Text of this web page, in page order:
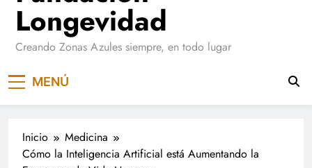
Longevidad
Creando Zonas Azules siempre, en todo lugar
MENÚ
Inicio
Medicina
Cómo la Inteligencia Artificial está Aumentando la